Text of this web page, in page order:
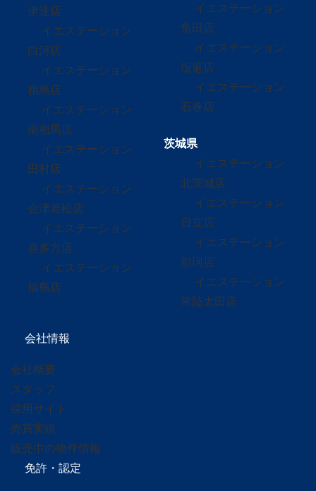
伊達店
イエステーション
白河店
イエステーション
相馬店
イエステーション
南相馬店
イエステーション
田村店
イエステーション
会津若松店
イエステーション
喜多方店
イエステーション
福島店
イエステーション
角田店
イエステーション
塩竈店
イエステーション
石巻店
茨城県
イエステーション
北茨城店
イエステーション
日立店
イエステーション
那珂店
イエステーション
常陸太田店
会社情報
会社概要
スタッフ
採用サイト
売買実績
販売中の物件情報
免許・認定